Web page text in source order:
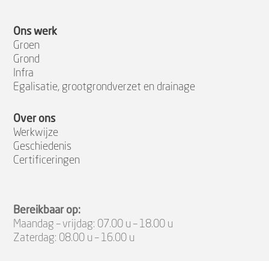
Ons werk
Groen
Grond
Infra
Egalisatie, grootgrondverzet en drainage
Over ons
Werkwijze
Geschiedenis
Certificeringen
Bereikbaar op:
Maandag – vrijdag: 07.00 u – 18.00 u
Zaterdag: 08.00 u – 16.00 u